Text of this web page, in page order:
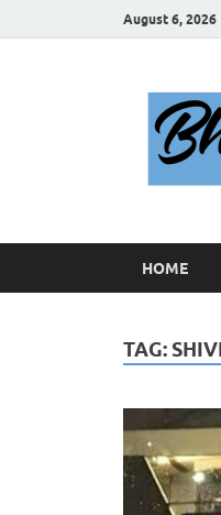
August 6, 2026
HOME
TAG: